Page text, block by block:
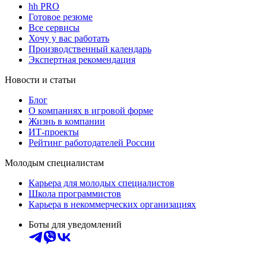
hh PRO
Готовое резюме
Все сервисы
Хочу у вас работать
Производственный календарь
Экспертная рекомендация
Новости и статьи
Блог
О компаниях в игровой форме
Жизнь в компании
ИТ-проекты
Рейтинг работодателей России
Молодым специалистам
Карьера для молодых специалистов
Школа программистов
Карьера в некоммерческих организациях
Боты для уведомлений